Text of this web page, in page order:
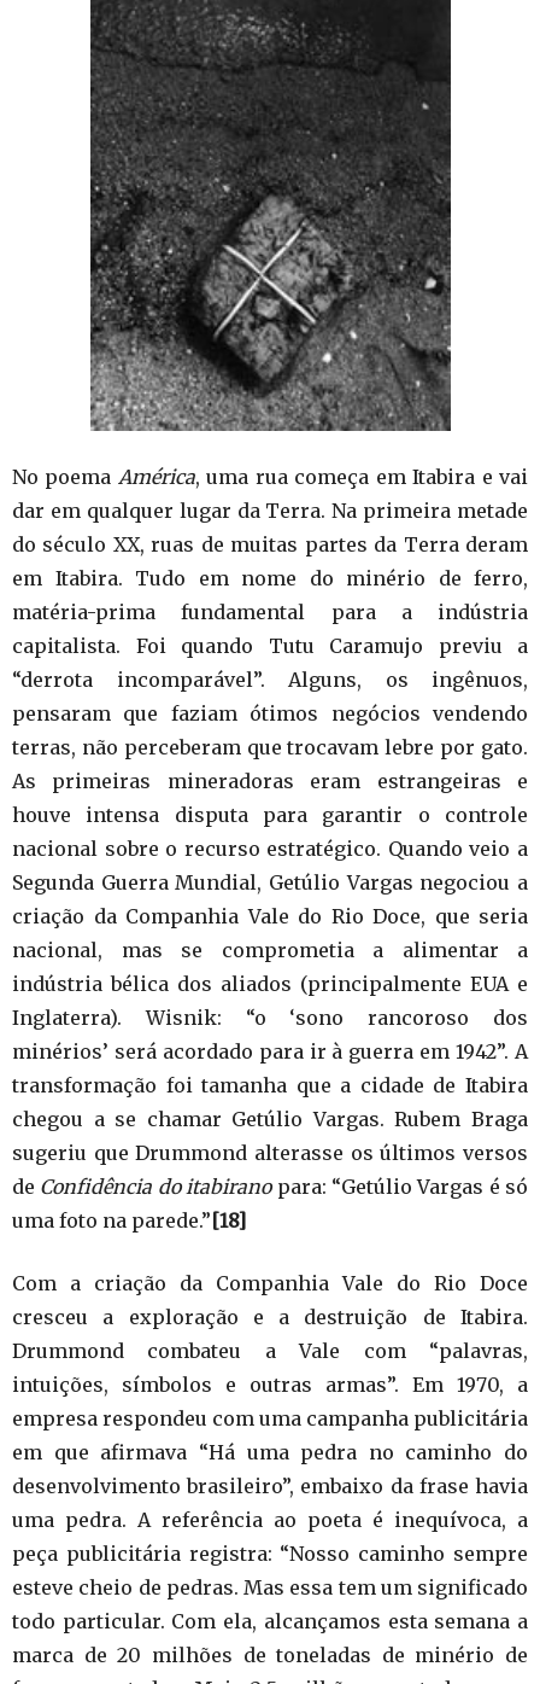
No poema América, uma rua começa em Itabira e vai
dar em qualquer lugar da Terra. Na primeira metade
do século XX, ruas de muitas partes da Terra deram
em Itabira. Tudo em nome do minério de ferro,
matéria-prima fundamental para a indústria
capitalista. Foi quando Tutu Caramujo previu a
“derrota incomparável”. Alguns, os ingênuos,
pensaram que faziam ótimos negócios vendendo
terras, não perceberam que trocavam lebre por gato.
As primeiras mineradoras eram estrangeiras e
houve intensa disputa para garantir o controle
nacional sobre o recurso estratégico. Quando veio a
Segunda Guerra Mundial, Getúlio Vargas negociou a
criação da Companhia Vale do Rio Doce, que seria
nacional, mas se comprometia a alimentar a
indústria bélica dos aliados (principalmente EUA e
Inglaterra). Wisnik: “o ‘sono rancoroso dos
minérios’ será acordado para ir à guerra em 1942”. A
transformação foi tamanha que a cidade de Itabira
chegou a se chamar Getúlio Vargas. Rubem Braga
sugeriu que Drummond alterasse os últimos versos
de Confidência do itabiranopara: “Getúlio Vargas é só
uma foto na parede.”[18]
Com a criação da Companhia Vale do Rio Doce
cresceu a exploração e a destruição de Itabira.
Drummond combateu a Vale com “palavras,
intuições, símbolos e outras armas”. Em 1970, a
empresa respondeu com uma campanha publicitária
em que afirmava “Há uma pedra no caminho do
desenvolvimento brasileiro”, embaixo da frase havia
uma pedra. A referência ao poeta é inequívoca, a
peça publicitária registra: “Nosso caminho sempre
esteve cheio de pedras. Mas essa tem um significado
todo particular. Com ela, alcançamos esta semana a
marca de 20 milhões de toneladas de minério de